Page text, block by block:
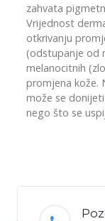
zahvata
Vrijednost
otkrivanju
(odstupanje od
melanocitnih
promjena kože.
može se
nego što se